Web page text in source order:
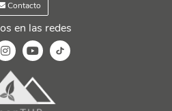
Contacto
en las redes